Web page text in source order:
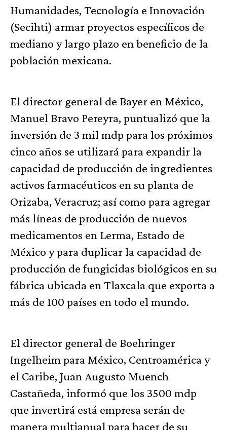
Humanidades, Tecnología e Innovación
(Secihti) armar proyectos específicos de
mediano y largo plazo en beneficio de la
población mexicana.
El director general de Bayer en México,
Manuel Bravo Pereyra, puntualizó que la
inversión de 3 mil mdp para los próximos
cinco años se utilizará para expandir la
capacidad de producción de ingredientes
activos farmacéuticos en su planta de
Orizaba, Veracruz; así como para agregar
más líneas de producción de nuevos
medicamentos en Lerma, Estado de
México y para duplicar la capacidad de
producción de fungicidas biológicos en su
fábrica ubicada en Tlaxcala que exporta a
más de 100 países en todo el mundo.
El director general de Boehringer
Ingelheim para México, Centroamérica y
el Caribe, Juan Augusto Muench
Castañeda, informó que los 3500 mdp
que invertirá está empresa serán de
manera multianual para hacer de su